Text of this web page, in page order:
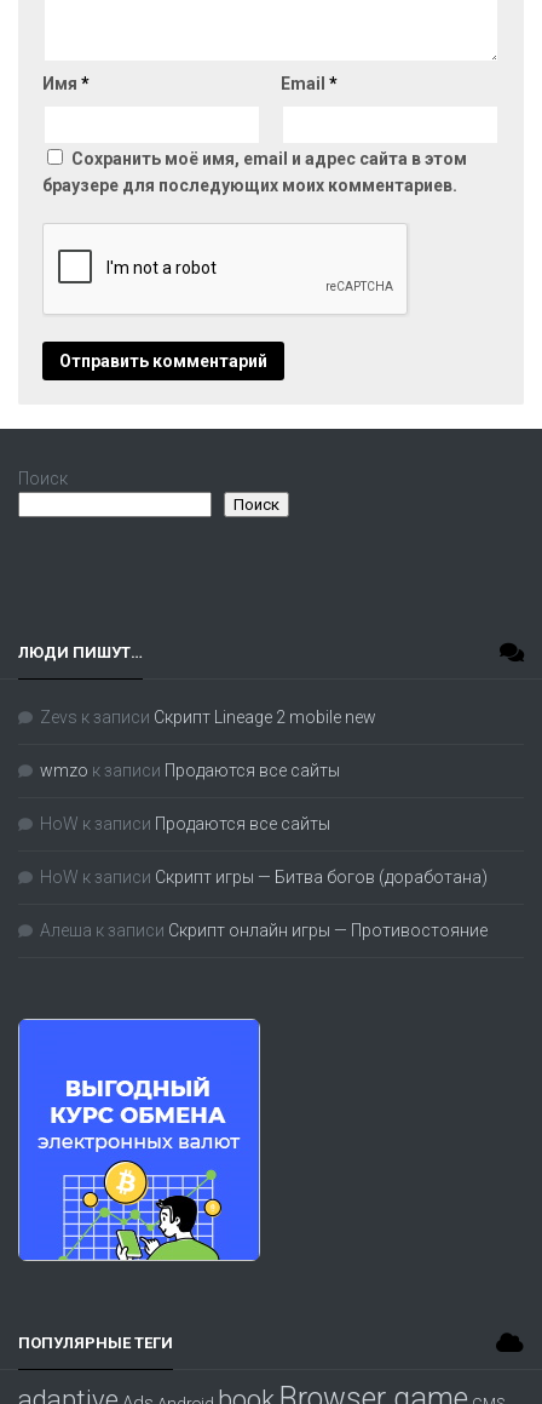
Имя * Email *
Сохранить моё имя, email и адрес сайта в этом
браузере для последующих моих комментариев.
Поиск
Поиск
ЛЮДИ ПИШУТ…
Zevs к записи Скрипт Lineage 2 mobile new
wmzo к записи Продаются все сайты
HoW к записи Продаются все сайты
HoW к записи Скрипт игры — Битва богов (доработана)
Алеша к записи Скрипт онлайн игры — Противостояние
ПОПУЛЯРНЫЕ ТЕГИ